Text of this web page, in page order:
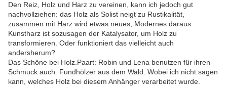
Den Reiz, Holz und Harz zu vereinen, kann ich jedoch gut
nachvollziehen: das Holz als Solist neigt zu Rustikalität,
zusammen mit Harz wird etwas neues, Modernes daraus.
Kunstharz ist sozusagen der Katalysator, um Holz zu
transformieren. Oder funktioniert das vielleicht auch
andersherum?
Das Schöne bei Holz.Paart: Robin und Lena benutzen für ihren
Schmuck auch Fundhölzer aus dem Wald. Wobei ich nicht sagen
kann, welches Holz bei diesem Anhänger verarbeitet wurde.